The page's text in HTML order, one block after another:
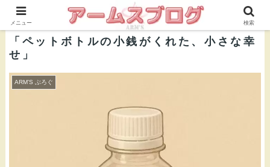
株式会社ＡＲＭ’Ｓ 公式ブログ
「ペットボトルの小銭がくれた、小さな幸
せ」
ARM’S ぶろぐ
メニュー 検索